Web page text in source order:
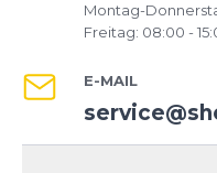
Montag-
Freitag: 08:00 -
E-MAIL